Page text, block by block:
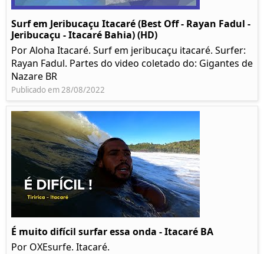
Surf em Jeribucaçu Itacaré (Best Off - Rayan Fadul -
Jeribucaçu - Itacaré Bahia) (HD)
Por Aloha Itacaré. Surf em jeribucaçu itacaré. Surfer:
Rayan Fadul. Partes do video coletado do: Gigantes de
Nazare BR
Publicado em 28/08/2022
É muito difícil surfar essa onda - Itacaré BA
Por OXEsurfe. Itacaré.